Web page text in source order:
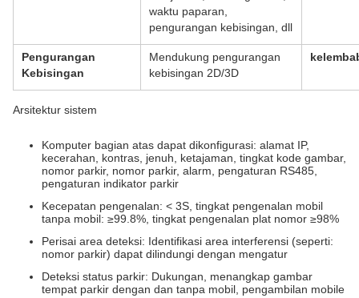
waktu paparan,
pengurangan kebisingan, dll
Pengurangan
Kebisingan
Mendukung pengurangan
kebisingan 2D/3D
Arsitektur sistem
Komputer bagian atas dapat dikonfigurasi: alamat IP,
kecerahan, kontras, jenuh, ketajaman, tingkat kode gambar,
nomor parkir, nomor parkir, alarm, pengaturan RS485,
pengaturan indikator parkir
Kecepatan pengenalan: < 3S, tingkat pengenalan mobil
tanpa mobil: ≥99.8%, tingkat pengenalan plat nomor ≥98%
Perisai area deteksi: Identifikasi area interferensi (seperti:
nomor parkir) dapat dilindungi dengan mengatur
Deteksi status parkir: Dukungan, menangkap gambar
tempat parkir dengan dan tanpa mobil, pengambilan mobile